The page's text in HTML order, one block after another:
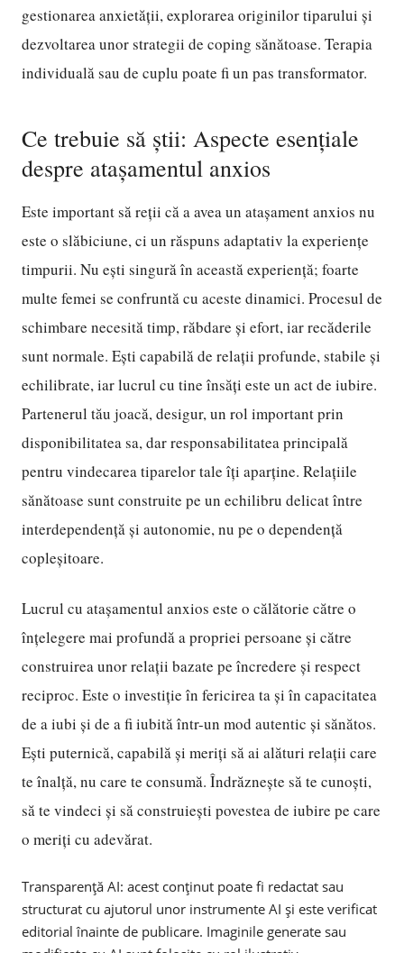
gestionarea anxietății, explorarea originilor tiparului și
dezvoltarea unor strategii de coping sănătoase. Terapia
individuală sau de cuplu poate fi un pas transformator.
Ce trebuie să știi: Aspecte esențiale
despre atașamentul anxios
Este important să reții că a avea un atașament anxios nu
este o slăbiciune, ci un răspuns adaptativ la experiențe
timpurii. Nu ești singură în această experiență; foarte
multe femei se confruntă cu aceste dinamici. Procesul de
schimbare necesită timp, răbdare și efort, iar recăderile
sunt normale. Ești capabilă de relații profunde, stabile și
echilibrate, iar lucrul cu tine însăți este un act de iubire.
Partenerul tău joacă, desigur, un rol important prin
disponibilitatea sa, dar responsabilitatea principală
pentru vindecarea tiparelor tale îți aparține. Relațiile
sănătoase sunt construite pe un echilibru delicat între
interdependență și autonomie, nu pe o dependență
copleșitoare.
Lucrul cu atașamentul anxios este o călătorie către o
înțelegere mai profundă a propriei persoane și către
construirea unor relații bazate pe încredere și respect
reciproc. Este o investiție în fericirea ta și în capacitatea
de a iubi și de a fi iubită într-un mod autentic și sănătos.
Ești puternică, capabilă și meriți să ai alături relații care
te înalță, nu care te consumă. Îndrăznește să te cunoști,
să te vindeci și să construiești povestea de iubire pe care
o meriți cu adevărat.
Transparență AI: acest conținut poate fi redactat sau
structurat cu ajutorul unor instrumente AI și este verificat
editorial înainte de publicare. Imaginile generate sau